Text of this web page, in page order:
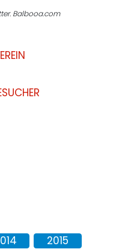
Balbooa.com
2015